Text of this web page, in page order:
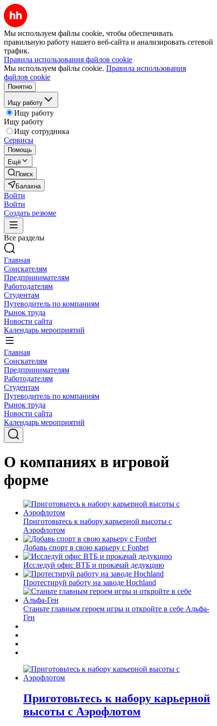
Мы используем файлы cookie, чтобы обеспечивать
правильную работу нашего веб-сайта и анализировать сетевой
трафик.
Правила использования файлов cookie
Мы используем файлы cookie. Правила использования
файлов cookie
Понятно
Ищу работу
Ищу работу
Ищу работу
Ищу сотрудника
Сервисы
Помощь
Ещё
Поиск
Балахна
Войти
Войти
Создать резюме
Все разделы
Главная
Соискателям
Предпринимателям
Работодателям
Студентам
Путеводитель по компаниям
Рынок труда
Новости сайта
Календарь мероприятий
Главная
Соискателям
Предпринимателям
Работодателям
Студентам
Путеводитель по компаниям
Рынок труда
Новости сайта
Календарь мероприятий
О компаниях в игровой
форме
Приготовьтесь к набору карьерной высоты с
Аэрофлотом
Добавь спорт в свою карьеру с Fonbet
Исследуй офис ВТБ и прокачай дедукцию
Протестируй работу на заводе Hochland
Станьте главным героем игры и откройте в себе Альфа-
Ген
Приготовьтесь к набору карьерной
высоты с Аэрофлотом